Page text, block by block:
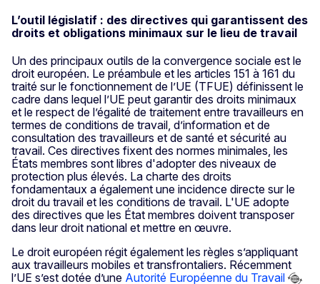
L’outil législatif : des directives qui garantissent des
droits et obligations minimaux sur le lieu de travail
Un des principaux outils de la convergence sociale est le
droit européen. Le préambule et les articles 151 à 161 du
traité sur le fonctionnement de l’UE (TFUE) définissent le
cadre dans lequel l’UE peut garantir des droits minimaux
et le respect de l’égalité de traitement entre travailleurs en
termes de conditions de travail, d’information et de
consultation des travailleurs et de santé et sécurité au
travail. Ces directives fixent des normes minimales, les
États membres sont libres d'adopter des niveaux de
protection plus élevés. La charte des droits
fondamentaux a également une incidence directe sur le
droit du travail et les conditions de travail. L'UE adopte
des directives que les État membres doivent transposer
dans leur droit national et mettre en œuvre.
Le droit européen régit également les règles s’appliquant
aux travailleurs mobiles et transfrontaliers. Récemment
l’UE s’est dotée d’une Autorité Européenne du Travail